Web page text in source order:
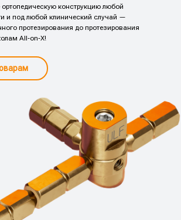
конструкцию любой
и под любой клинический случай —
протезирования до протезирования
All‑on‑X!